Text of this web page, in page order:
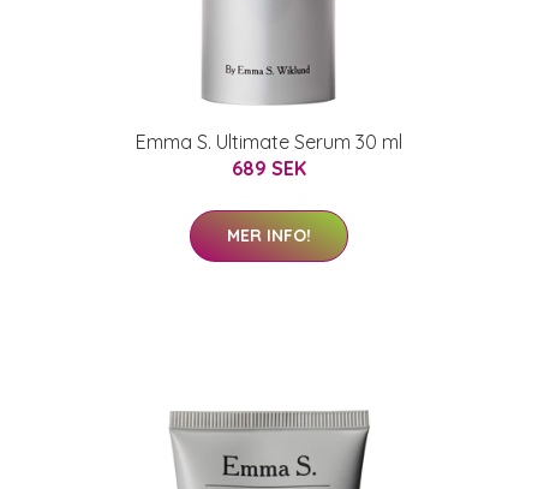
Emma S. Ultimate Serum 30 ml
689 SEK
MER INFO!